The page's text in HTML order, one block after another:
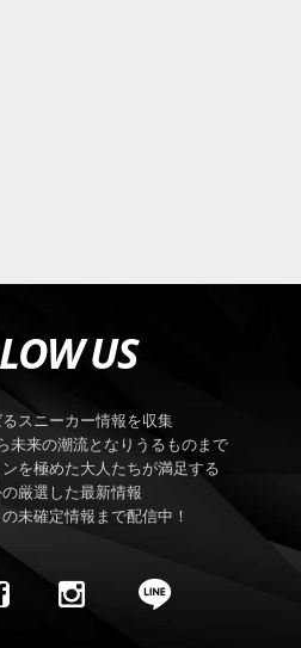
US
スニーカー情報を収集
未来の潮流となりうるものまで
を極めた大人たちが満足する
厳選した最新情報
未確定情報まで配信中！